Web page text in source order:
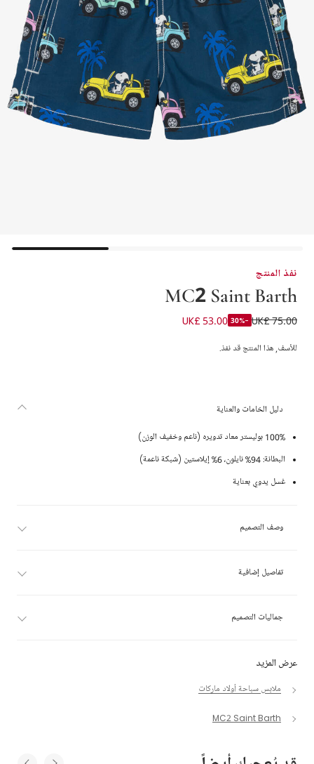
نفذ المنتج
MC2 Saint Barth
شورت سباحة لون كحلي للأولاد
UK£ 75.00
-30%
UK£ 53.00
للأسف, هذا المنتج قد نفذ.
عرض المزيد
ملابس سباحة أولاد ماركات
MC2 Saint Barth
دليل الخامات والعناية
100% بوليستر معاد تدويره (ناعم وخفيف الوزن)
البطانة: 94% نايلون، 6% إيلاستين (شبكة ناعمة)
غسل يدوي بعناية
وصف التصميم
تفاصيل إضافية
جماليات التصميم